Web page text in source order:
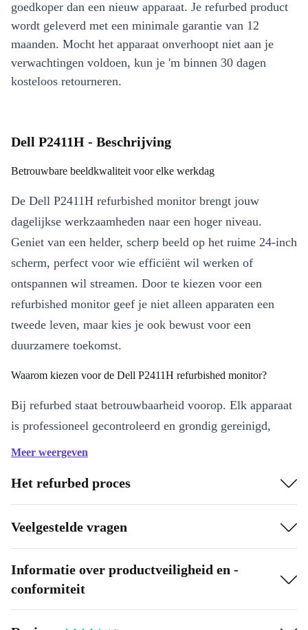
goedkoper dan een nieuw apparaat. Je refurbed product
wordt geleverd met een minimale garantie van 12
maanden. Mocht het apparaat onverhoopt niet aan je
verwachtingen voldoen, kun je 'm binnen 30 dagen
kosteloos retourneren.
Dell P2411H - Beschrijving
Betrouwbare beeldkwaliteit voor elke werkdag
De Dell P2411H refurbished monitor brengt jouw
dagelijkse werkzaamheden naar een hoger niveau.
Geniet van een helder, scherp beeld op het ruime 24-inch
scherm, perfect voor wie efficiënt wil werken of
ontspannen wil streamen. Door te kiezen voor een
refurbished monitor geef je niet alleen apparaten een
tweede leven, maar kies je ook bewust voor een
duurzamere toekomst.
Waarom kiezen voor de Dell P2411H refurbished monitor?
Bij refurbed staat betrouwbaarheid voorop. Elk apparaat
is professioneel gecontroleerd en grondig gereinigd,
zodat je meteen aan de slag kunt. De Dell P2411H is
de zekerheid van een minimaal 12 maanden garantie én
30 dagen gratis retourneren.
BELANGRIJKSTE VOORDELEN OP EEN RIJ:
comfortabel voor multitasking zonder je ogen te vermoeien.
Vloeiende weergave:
Meer weergeven
Het refurbed proces
Veelgestelde vragen
Informatie over productveiligheid en -
conformiteit